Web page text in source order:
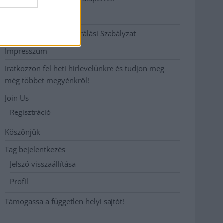
Hozzászólási és Moderálási Szabályzat
Impresszum
Iratkozzon fel heti hírlevelünkre és tudjon meg
még többet megyénkről!
Join Us
Regisztráció
Köszönjük
Tag bejelentkezés
Jelszó visszaállítása
Profil
Támogassa a független helyi sajtót!